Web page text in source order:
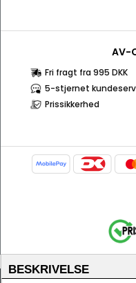
AV-
Fri fragt fra 995 DKK
5-stjernet
Prissikkerhed
BESKRIVELSE